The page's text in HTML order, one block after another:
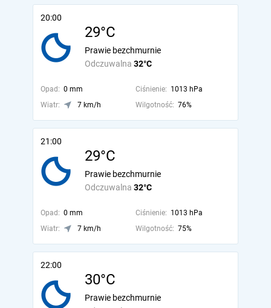
20:00
29°C
Odczuwalna 32°C
Prawie bezchmurnie
Opad: 0 mm Ciśnienie: 1013 hPa
Wiatr:
7 km/h Wilgotność: 76%
21:00
29°C
Odczuwalna 32°C
Prawie bezchmurnie
Opad: 0 mm Ciśnienie: 1013 hPa
Wiatr:
7 km/h Wilgotność: 75%
22:00
30°C
Prawie bezchmurnie